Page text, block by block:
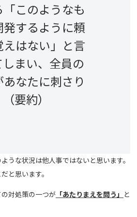
「このようなも
発するように頼
えはない」と言
しまい、全員の
あなたに刺さり
要約）
うな状況は他人事ではないと思います。
と思います。
対処策の一つが 「あたりまえを問う」
と